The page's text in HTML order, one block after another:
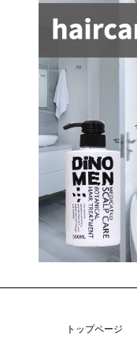
トップページ